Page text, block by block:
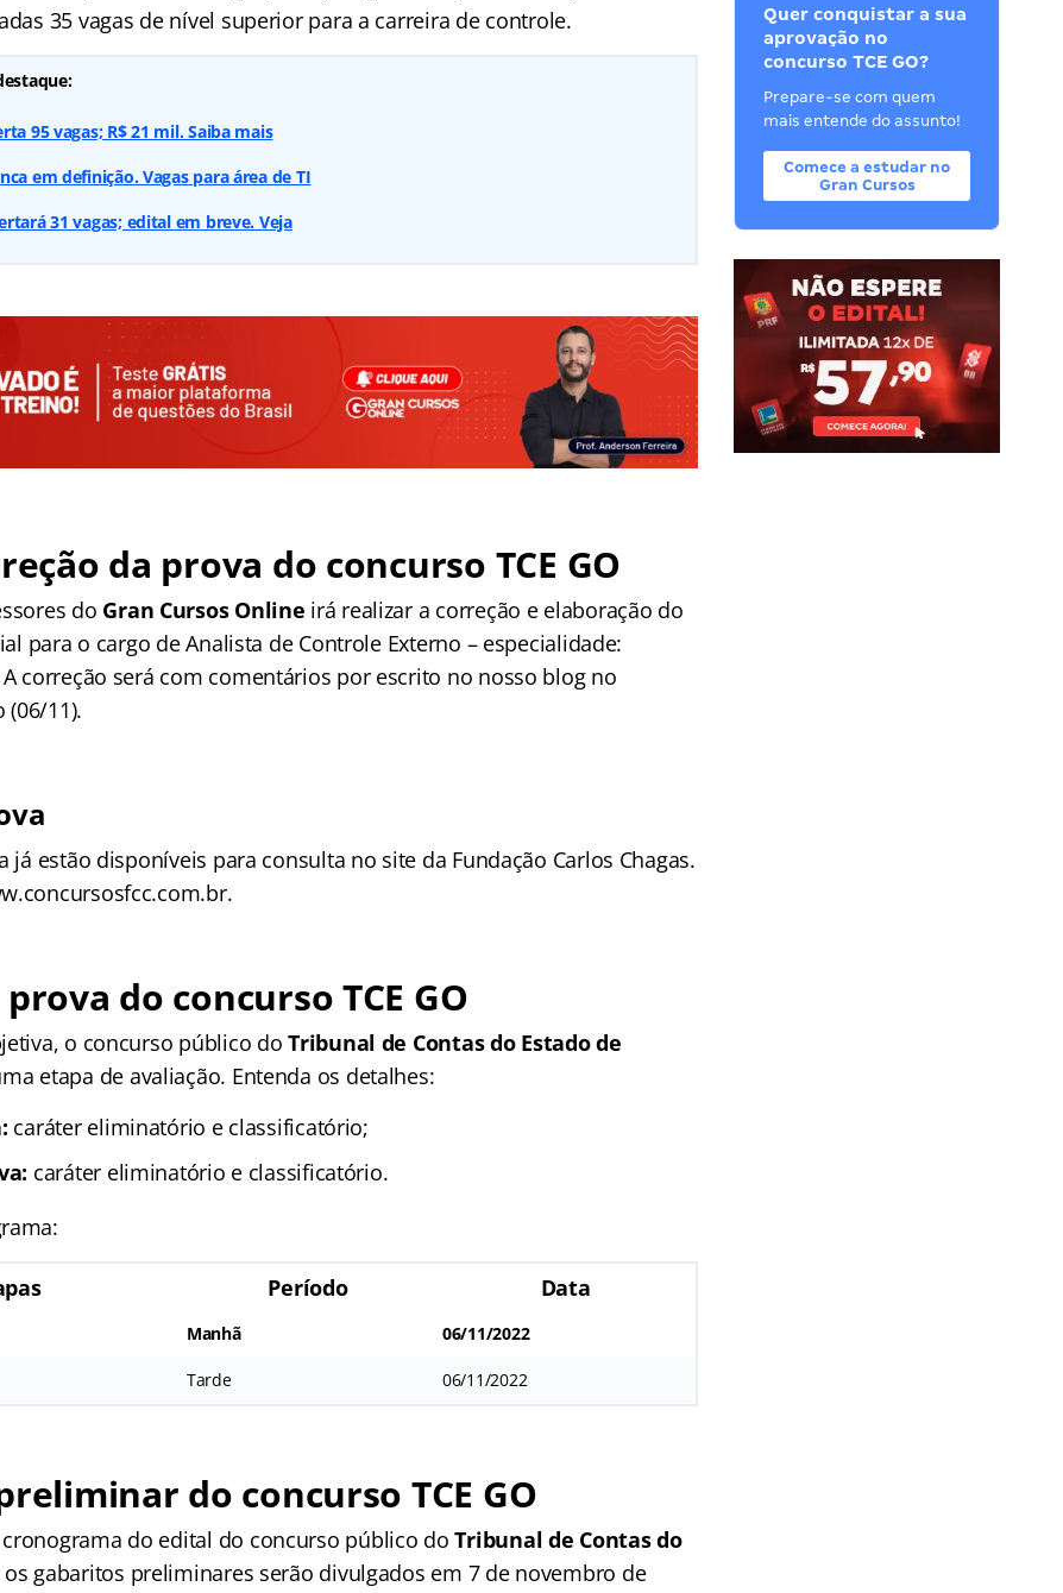
35 vagas de nível superior para a carreira de controle.
95 vagas; R$ 21 mil. Saiba mais
em definição. Vagas para área de TI
31 vagas; edital em breve. Veja
da prova do concurso TCE GO
do Gran Cursos Online irá realizar a correção e elaboração do
para o cargo de Analista de Controle Externo – especialidade:
correção será com comentários por escrito no nosso blog no
11).
já estão disponíveis para consulta no site da Fundação Carlos Chagas.
do concurso TCE GO
o concurso público doTribunal de Contas do Estado de
etapa de avaliação. Entenda os detalhes:
caráter eliminatório e classificatório;
caráter eliminatório e classificatório.
Período Data
Manhã 06/11/2022
Tarde 06/11/2022
do concurso TCE GO
do edital do concurso público doTribunal de Contas do
os gabaritos preliminares serão divulgados em 7 de novembro de
Quer conquistar a sua
aprovação no
concurso TCE GO?
Prepare-se com quem
mais entende do assunto!
Comece a estudar no
Gran Cursos